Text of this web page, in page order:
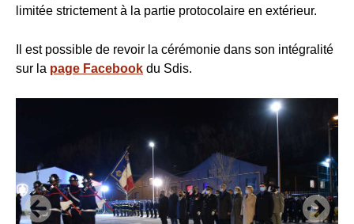
limitée strictement à la partie protocolaire en extérieur.
Il est possible de revoir la cérémonie dans son intégralité
sur la page Facebook du Sdis.